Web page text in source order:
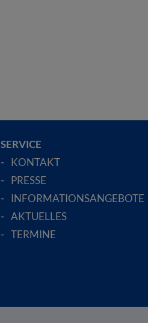
SERVICE
KONTAKT
PRESSE
INFORMATIONSANGEBOTE
AKTUELLES
TERMINE